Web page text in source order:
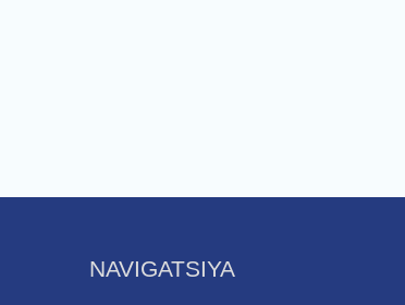
NAVIGATSIYA